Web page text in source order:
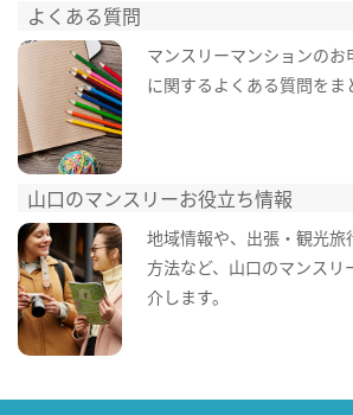
よくある質問
マンスリーマンションの
に関するよくある質問をま
山口のマンスリーお役立ち情報
地域情報や、出張・観光旅
方法など、山口のマンスリ
介します。